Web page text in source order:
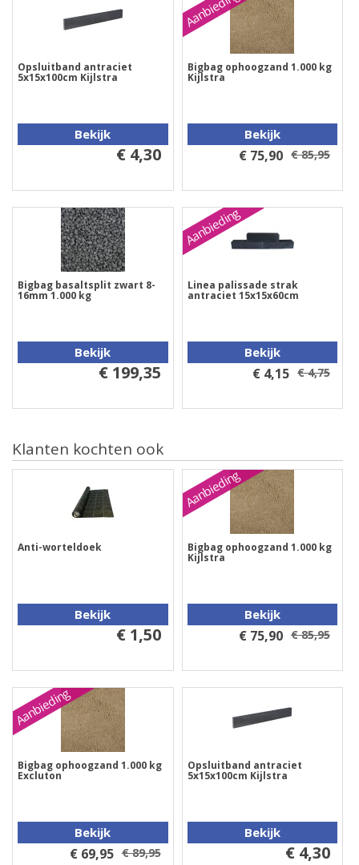
Opsluitband antraciet
5x15x100cm Kijlstra
Bekijk
€ 4,30
Bigbag ophoogzand 1.000 kg
Kijlstra
Bekijk
€ 75,90 € 85,95
Bigbag basaltsplit zwart 8-
16mm 1.000 kg
Bekijk
€ 199,35
Aanbieding
Linea palissade strak
antraciet 15x15x60cm
Bekijk
€ 4,15 € 4,75
Klanten kochten ook
Anti-worteldoek
Bekijk
€ 1,50
Aanbieding
Bigbag ophoogzand 1.000 kg
Kijlstra
Bekijk
€ 75,90 € 85,95
Aanbieding
Bigbag ophoogzand 1.000 kg
Excluton
Bekijk
€ 69,95 € 89,95
Opsluitband antraciet
5x15x100cm Kijlstra
Bekijk
€ 4,30